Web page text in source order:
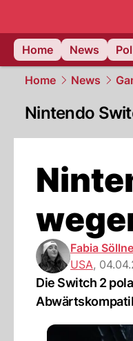
Home
News
Home News
Nintendo
Fabia
USA,
Die Switch 2